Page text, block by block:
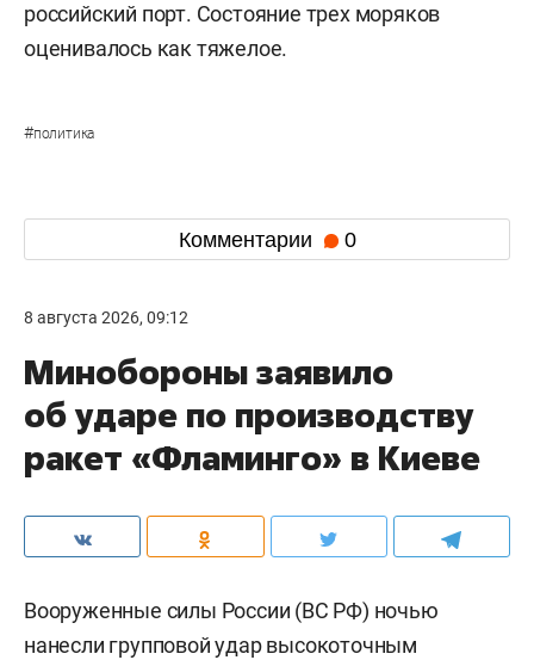
российский порт. Состояние трех моряков
оценивалось как тяжелое.
#политика
Комментарии 0
8 августа 2026, 09:12
Минобороны заявило
об ударе по производству
ракет «Фламинго» в Киеве
Вооруженные силы России (ВС РФ) ночью
нанесли групповой удар высокоточным